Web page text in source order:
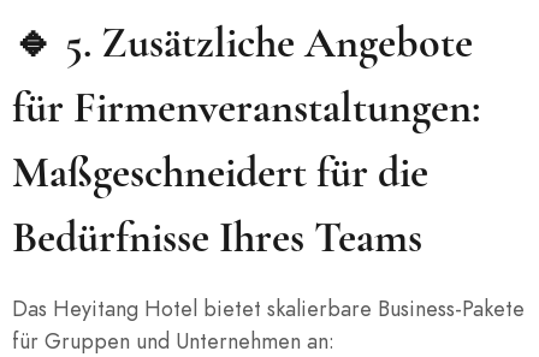
🔹 5. Zusätzliche Angebote
für Firmenveranstaltungen:
Maßgeschneidert für die
Bedürfnisse Ihres Teams
Das Heyitang Hotel bietet skalierbare Business-Pakete
für Gruppen und Unternehmen an: